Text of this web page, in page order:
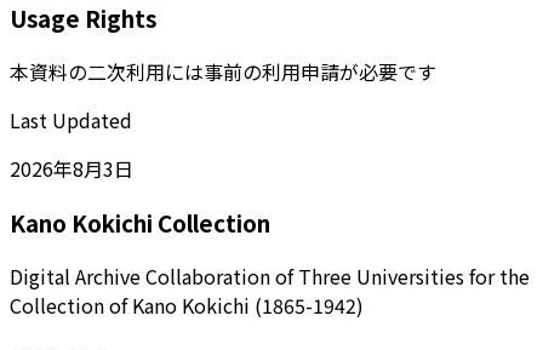
Usage Rights
本資料の二次利用には事前の利用申請が必要です
Last Updated
2026年8月3日
Kano Kokichi Collection
Digital Archive Collaboration of Three Universities for the
Collection of Kano Kokichi (1865-1942)